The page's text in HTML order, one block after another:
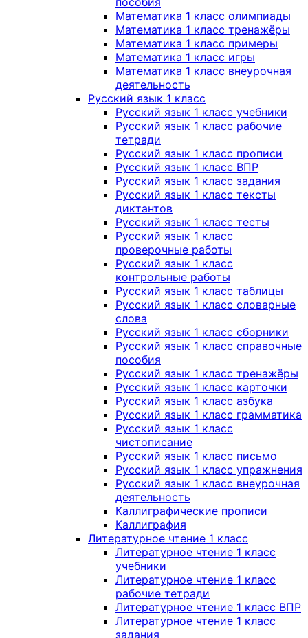
Математика 1 класс олимпиады
Математика 1 класс тренажёры
Математика 1 класс примеры
Математика 1 класс игры
Математика 1 класс внеурочная
деятельность
Русский язык 1 класс
Русский язык 1 класс учебники
Русский язык 1 класс рабочие
тетради
Русский язык 1 класс прописи
Русский язык 1 класс ВПР
Русский язык 1 класс задания
Русский язык 1 класс тексты
диктантов
Русский язык 1 класс тесты
Русский язык 1 класс
проверочные работы
Русский язык 1 класс
контрольные работы
Русский язык 1 класс таблицы
Русский язык 1 класс словарные
слова
Русский язык 1 класс сборники
Русский язык 1 класс справочные
пособия
Русский язык 1 класс тренажёры
Русский язык 1 класс карточки
Русский язык 1 класс азбука
Русский язык 1 класс грамматика
Русский язык 1 класс
чистописание
Русский язык 1 класс письмо
Русский язык 1 класс упражнения
Русский язык 1 класс внеурочная
деятельность
Каллиграфические прописи
Каллиграфия
Литературное чтение 1 класс
Литературное чтение 1 класс
учебники
Литературное чтение 1 класс
рабочие тетради
Литературное чтение 1 класс ВПР
Литературное чтение 1 класс
задания